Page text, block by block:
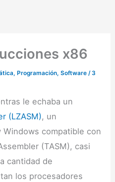
x86
, Programación,Software /3
le echaba un
(LZASM), un
Windows compatible con
(TASM), casi
cantidad de
los procesadores